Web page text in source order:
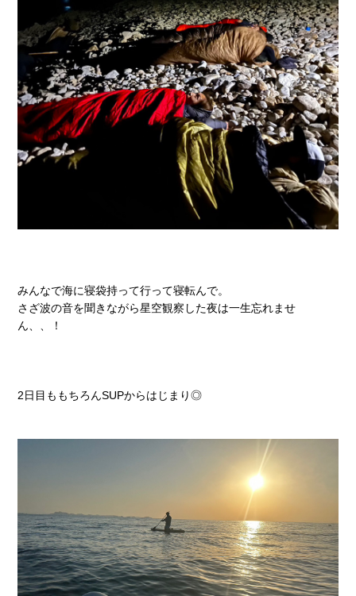
みんなで海に寝袋持って行って寝転んで。
さざ波の音を聞きながら星空観察した夜は一生忘れませ
ん、、！
2日目ももちろんSUPからはじまり◎